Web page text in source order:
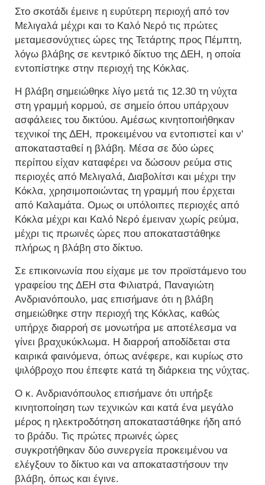
Στο σκοτάδι έμεινε η ευρύτερη περιοχή από τον
Μελιγαλά μέχρι και το Καλό Νερό τις πρώτες
μεταμεσονύχτιες ώρες της Τετάρτης προς Πέμπτη,
λόγω βλάβης σε κεντρικό δίκτυο της ΔΕΗ, η οποία
εντοπίστηκε στην περιοχή της Κόκλας.
Η βλάβη σημειώθηκε λίγο μετά τις 12.30 τη νύχτα
στη γραμμή κορμού, σε σημείο όπου υπάρχουν
ασφάλειες του δικτύου. Αμέσως κινητοποιήθηκαν
τεχνικοί της ΔΕΗ, προκειμένου να εντοπιστεί και ν'
αποκατασταθεί η βλάβη. Μέσα σε δύο ώρες
περίπου είχαν καταφέρει να δώσουν ρεύμα στις
περιοχές από Μελιγαλά, Διαβολίτσι και μέχρι την
Κόκλα, χρησιμοποιώντας τη γραμμή που έρχεται
από Καλαμάτα. Ομως οι υπόλοιπες περιοχές από
Κόκλα μέχρι και Καλό Νερό έμειναν χωρίς ρεύμα,
μέχρι τις πρωινές ώρες που αποκαταστάθηκε
πλήρως η βλάβη στο δίκτυο.
Σε επικοινωνία που είχαμε με τον προϊστάμενο του
γραφείου της ΔΕΗ στα Φιλιατρά, Παναγιώτη
Ανδριανόπουλο, μας επισήμανε ότι η βλάβη
σημειώθηκε στην περιοχή της Κόκλας, καθώς
υπήρχε διαρροή σε μονωτήρα με αποτέλεσμα να
γίνει βραχυκύκλωμα. Η διαρροή αποδίδεται στα
καιρικά φαινόμενα, όπως ανέφερε, και κυρίως στο
ψιλόβροχο που έπεφτε κατά τη διάρκεια της νύχτας.
Ο κ. Ανδριανόπουλος επισήμανε ότι υπήρξε
κινητοποίηση των τεχνικών και κατά ένα μεγάλο
μέρος η ηλεκτροδότηση αποκαταστάθηκε ήδη από
το βράδυ. Τις πρώτες πρωινές ώρες
συγκροτήθηκαν δύο συνεργεία προκειμένου να
ελέγξουν το δίκτυο και να αποκαταστήσουν την
βλάβη, όπως και έγινε.